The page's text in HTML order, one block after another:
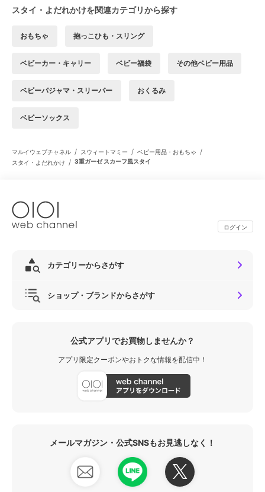
スタイ・よだれかけを関連カテゴリから探す
おもちゃ 抱っこひも・スリング
ベビーカー・キャリー ベビー福袋 その他ベビー用品
ベビーパジャマ・スリーパー おくるみ
ベビーソックス
マルイウェブチャネル / スウィートマミー / ベビー用品・おもちゃ /
スタイ・よだれかけ / 3重ガーゼ スカーフ風スタイ
ログイン
カテゴリーからさがす
ショップ・ブランドからさがす
公式アプリでお買物しませんか？
アプリ限定クーポンやおトクな情報を配信中！
メールマガジン・公式SNSもお見逃しなく！